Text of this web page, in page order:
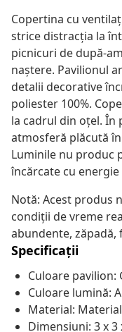
Copertina cu
strice distracția la
picnicuri de după-
naștere. Pavilionul
detalii decorative
poliester 100%.
la cadrul din oțel. În
atmosferă plăcută
Luminile nu produc
încărcate cu
Notă: Acest produs
condiții de vreme
abundente, zăpadă,
Specificații
Culoare pavilion:
Culoare lumină:
Material:
Dimensiuni: 3 x 3